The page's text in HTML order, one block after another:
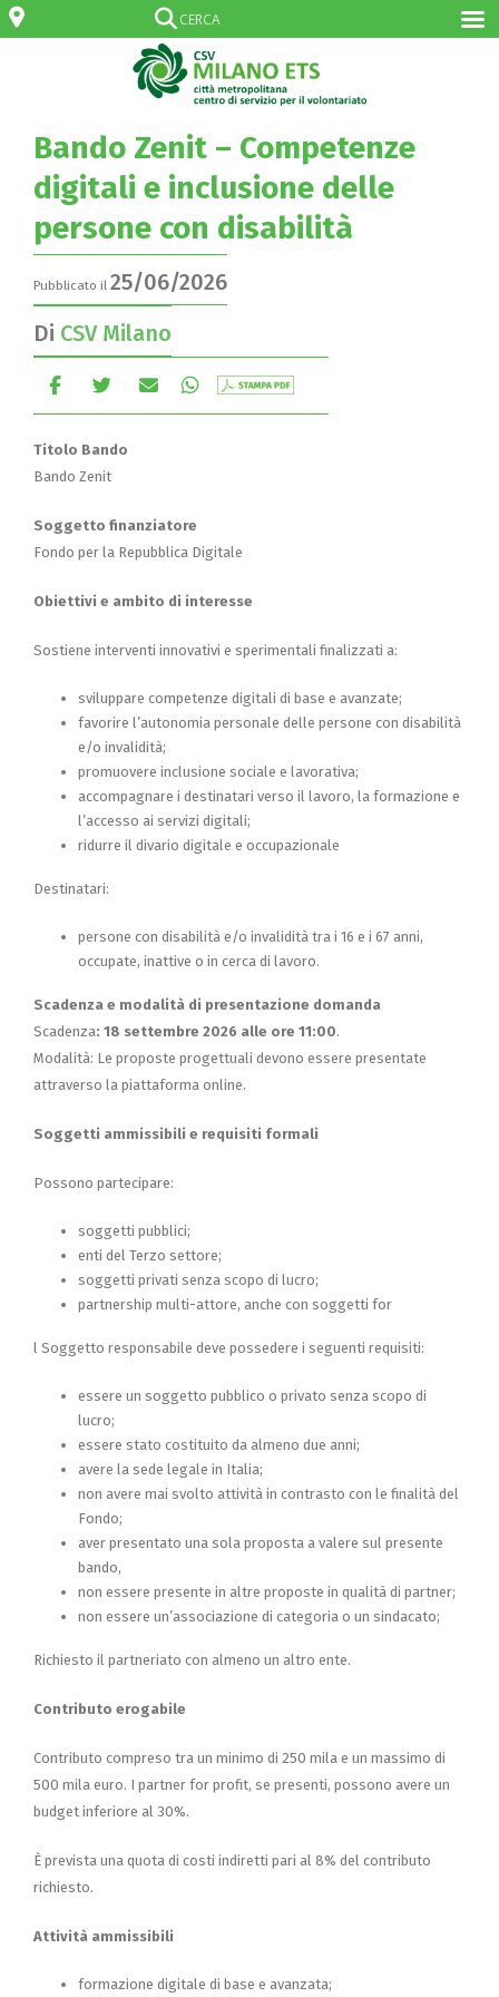
Bando Zenit – Competenze
digitali e inclusione delle
persone con disabilità
Pubblicato il 25/06/2026
Di CSV Milano
Titolo Bando
Bando Zenit
Soggetto finanziatore
Fondo per la Repubblica Digitale
Obiettivi e ambito di interesse
Sostiene interventi innovativi e sperimentali finalizzati a:
sviluppare competenze digitali di base e avanzate;
favorire l’autonomia personale delle persone con disabilità
e/o invalidità;
promuovere inclusione sociale e lavorativa;
accompagnare i destinatari verso il lavoro, la formazione e
l’accesso ai servizi digitali;
ridurre il divario digitale e occupazionale
Destinatari:
persone con disabilità e/o invalidità tra i 16 e i 67 anni,
occupate, inattive o in cerca di lavoro.
Scadenza e modalità di presentazione domanda
Scadenza: 18 settembre 2026 alle ore 11:00.
Modalità: Le proposte progettuali devono essere presentate
attraverso la piattaforma online.
Soggetti ammissibili e requisiti formali
Possono partecipare:
soggetti pubblici;
enti del Terzo settore;
soggetti privati senza scopo di lucro;
partnership multi-attore, anche con soggetti for
l Soggetto responsabile deve possedere i seguenti requisiti:
essere un soggetto pubblico o privato senza scopo di
lucro;
essere stato costituito da almeno due anni;
avere la sede legale in Italia;
non avere mai svolto attività in contrasto con le finalità del
Fondo;
aver presentato una sola proposta a valere sul presente
bando,
non essere presente in altre proposte in qualità di partner;
non essere un’associazione di categoria o un sindacato;
Richiesto il partneriato con almeno un altro ente.
Contributo erogabile
Contributo compreso tra un minimo di 250 mila e un massimo di
500 mila euro. I partner for profit, se presenti, possono avere un
budget inferiore al 30%.
È prevista una quota di costi indiretti pari al 8% del contributo
richiesto.
Attività ammissibili
formazione digitale di base e avanzata;